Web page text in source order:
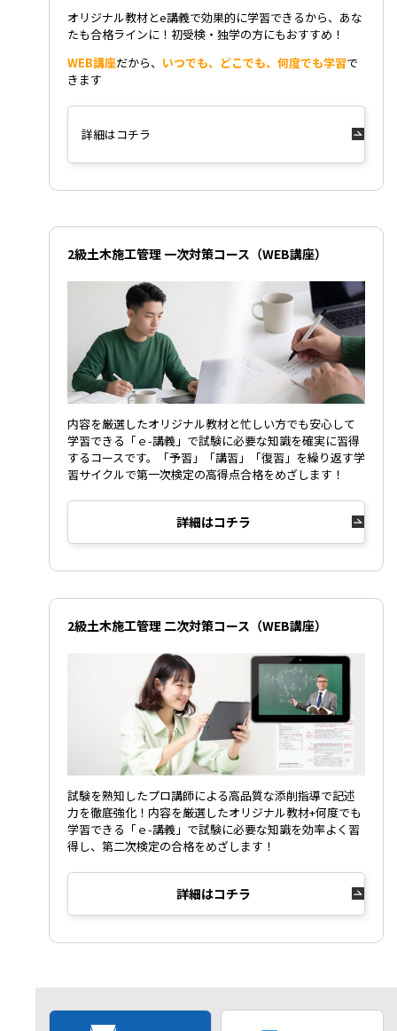
オリジナル教材とe講義で効果的に学習できるから、あな
たも合格ラインに！初受検・独学の方にもおすすめ！
WEB講座だから、 いつでも、どこでも、何度でも学習で
きます
詳細はコチラ
2級土木施工管理 一次対策コース（WEB講座）
内容を厳選したオリジナル教材と忙しい方でも安心して
学習できる「ｅ-講義」で試験に必要な知識を確実に習得
するコースです。「予習」「講習」「復習」を繰り返す学
習サイクルで第一次検定の高得点合格をめざします！
詳細はコチラ
2級土木施工管理 二次対策コース（WEB講座）
試験を熟知したプロ講師による高品質な添削指導で記述
力を徹底強化！内容を厳選したオリジナル教材+何度でも
学習できる「ｅ-講義」で試験に必要な知識を効率よく習
得し、第二次検定の合格をめざします！
詳細はコチラ